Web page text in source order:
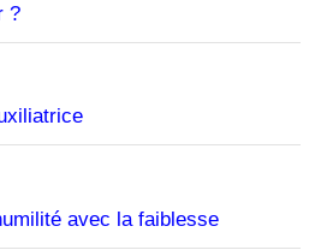
?
avec la faiblesse